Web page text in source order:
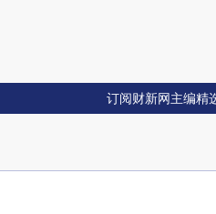
订阅财新网主编精